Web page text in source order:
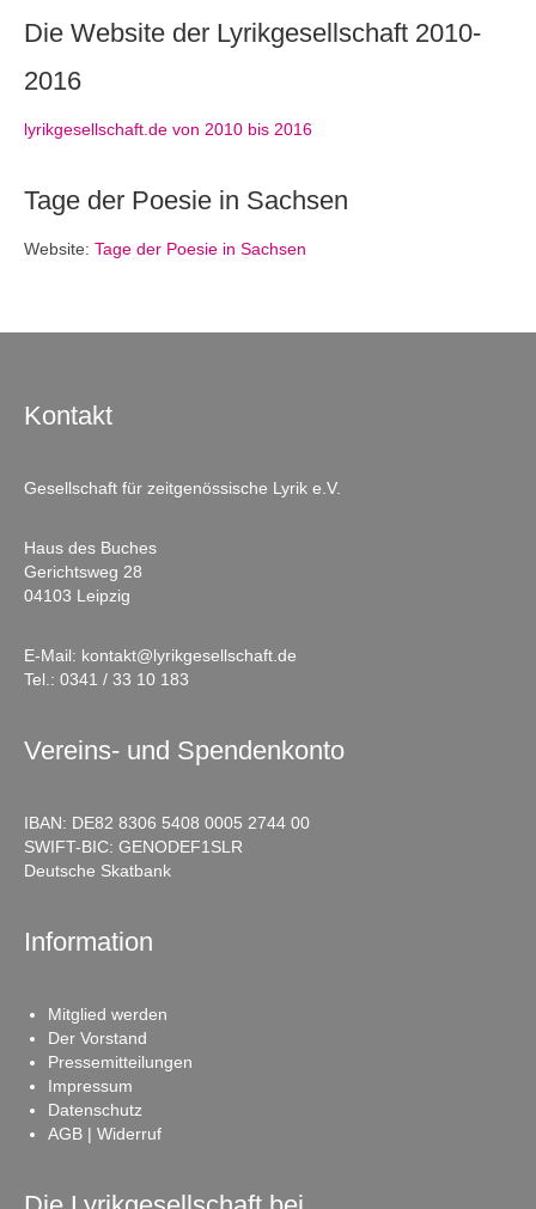
Die Website der Lyrikgesellschaft 2010-
2016
lyrikgesellschaft.de von 2010 bis 2016
Tage der Poesie in Sachsen
Website: Tage der Poesie in Sachsen
Kontakt
Gesellschaft für zeitgenössische Lyrik e.V.
Haus des Buches
Gerichtsweg 28
04103 Leipzig
E-Mail: kontakt@lyrikgesellschaft.de
Tel.: 0341 / 33 10 183
Vereins- und Spendenkonto
IBAN: DE82 8306 5408 0005 2744 00
SWIFT-BIC: GENODEF1SLR
Deutsche Skatbank
Information
Mitglied werden
Der Vorstand
Pressemitteilungen
Impressum
Datenschutz
AGB | Widerruf